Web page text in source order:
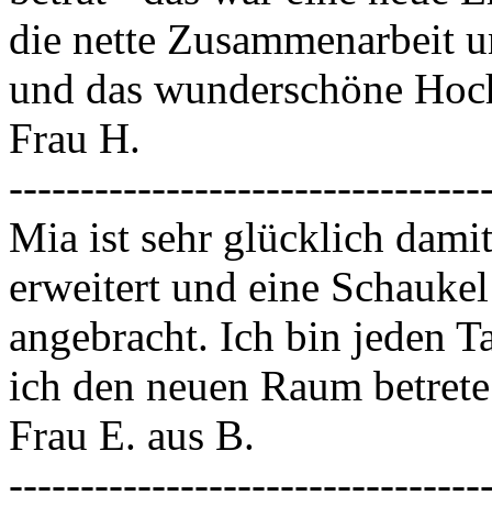
die nette Zusammenarbeit
und das wunderschöne
Frau H.
Mia ist sehr glücklich
erweitert und eine
angebracht. Ich bin jeden
ich den neuen Raum
Frau E. aus B.